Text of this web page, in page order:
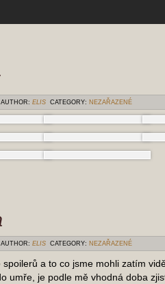
AUTHOR: ELIS CATEGORY: NEZAŘAZENÉ
AUTHOR: ELIS CATEGORY: NEZAŘAZENÉ
spoilerů a to co jsme mohli zatím
umře, je podle mě vhodná doba